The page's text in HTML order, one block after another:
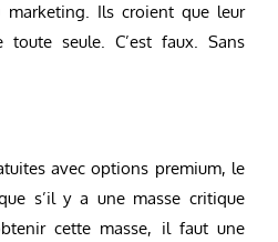
marketing. Ils croient que leur
seule. C’est faux. Sans
avec options premium, le
s’il y a une masse critique
cette masse, il faut une